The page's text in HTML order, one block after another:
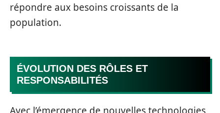
répondre aux besoins croissants de la
population.
ÉVOLUTION DES RÔLES ET
RESPONSABILITÉS
Avec l’émergence de nouvelles technologies